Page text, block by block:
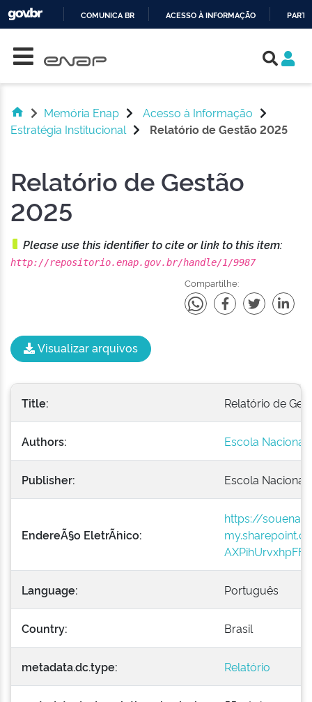
COMUNICA BR ACESSO À INFORMAÇÃO
Memória Enap
Acesso à Informação
Estratégia Institucional
Relatório de Gestão 2025
Relatório de Gestão
2025
Please use this identifier to cite or link to this item:
http://repositorio.enap.gov.br/handle/1/9987
Compartilhe:
Visualizar arquivos
Title: Relatório de
Authors: Escola Nacional
Publisher: Escola Nacional
EndereÃ§o EletrÃ´nico:
https://souenap-
Language: Português
Country: Brasil
metadata.dc.type: Relatório